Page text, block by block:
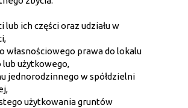
lub ich części oraz udziału w
własnościowego prawa do lokalu
użytkowego,
jednorodzinnego w spółdzielni
użytkowania gruntów